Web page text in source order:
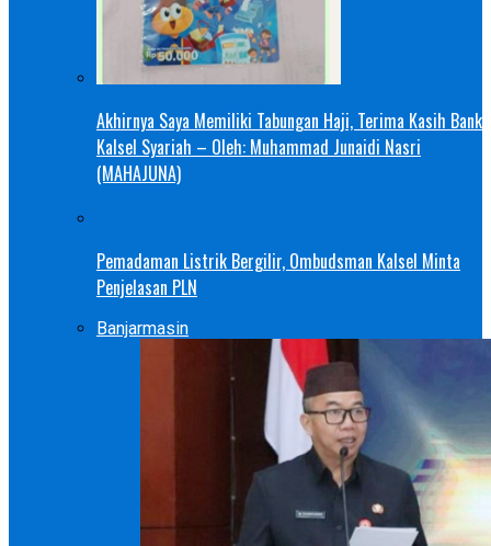
Akhirnya Saya Memiliki Tabungan Haji, Terima Kasih Bank
Kalsel Syariah – Oleh: Muhammad Junaidi Nasri
(MAHAJUNA)
Pemadaman Listrik Bergilir, Ombudsman Kalsel Minta
Penjelasan PLN
Banjarmasin